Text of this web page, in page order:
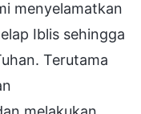
menyelamatkan
Iblis sehingga
Terutama